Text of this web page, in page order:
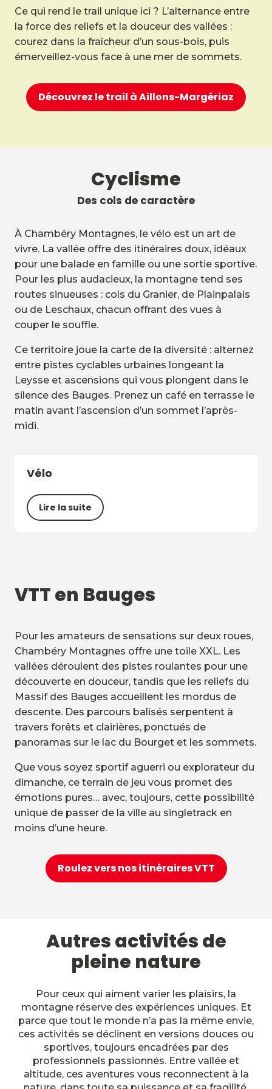
Ce qui rend le trail unique ici ? L’alternance entre
la force des reliefs et la douceur des vallées :
courez dans la fraîcheur d’un sous-bois, puis
émerveillez-vous face à une mer de sommets.
Découvrez le trail à Aillons-Margériaz
Cyclisme
Des cols de caractère
À Chambéry Montagnes, le vélo est un art de
vivre. La vallée offre des itinéraires doux, idéaux
pour une balade en famille ou une sortie sportive.
Pour les plus audacieux, la montagne tend ses
routes sinueuses : cols du Granier, de Plainpalais
ou de Leschaux, chacun offrant des vues à
couper le souffle.
Ce territoire joue la carte de la diversité : alternez
entre pistes cyclables urbaines longeant la
Leysse et ascensions qui vous plongent dans le
silence des Bauges. Prenez un café en terrasse le
matin avant l’ascension d’un sommet l’après-
midi.
Vélo
Lire la suite
VTT en Bauges
Pour les amateurs de sensations sur deux roues,
Chambéry Montagnes offre une toile XXL. Les
vallées déroulent des pistes roulantes pour une
découverte en douceur, tandis que les reliefs du
Massif des Bauges accueillent les mordus de
descente. Des parcours balisés serpentent à
travers forêts et clairières, ponctués de
panoramas sur le lac du Bourget et les sommets.
Que vous soyez sportif aguerri ou explorateur du
dimanche, ce terrain de jeu vous promet des
émotions pures… avec, toujours, cette possibilité
unique de passer de la ville au singletrack en
moins d’une heure.
Roulez vers nos itinéraires VTT
Autres activités de
pleine nature
Pour ceux qui aiment varier les plaisirs, la
montagne réserve des expériences uniques. Et
parce que tout le monde n’a pas la même envie,
ces activités se déclinent en versions douces ou
sportives, toujours encadrées par des
professionnels passionnés. Entre vallée et
altitude, ces aventures vous reconnectent à la